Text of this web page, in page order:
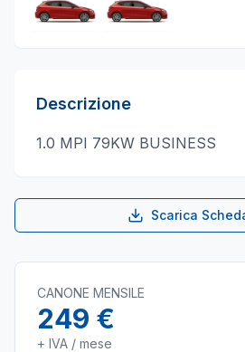
Descrizione
1.0 MPI 79KW BUSINESS
Scarica
CANONE MENSILE
249 €
+ IVA / mese